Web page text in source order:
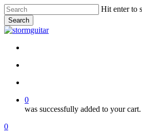
Skip
to
main
content
Hit enter to
Search
Close
0
was successfully added to your cart.
Menu
search
account
0